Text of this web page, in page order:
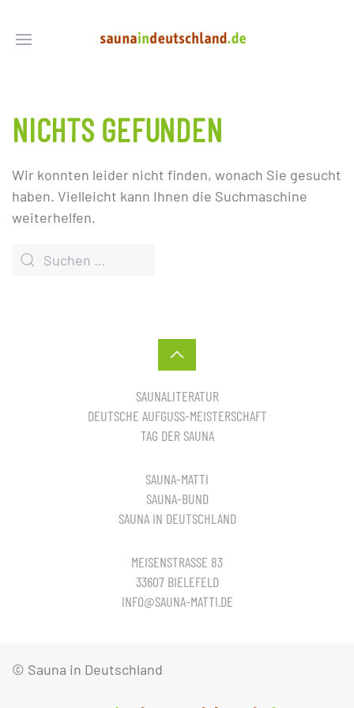
NICHTS GEFUNDEN
Wir konnten leider nicht finden, wonach Sie gesucht
haben. Vielleicht kann Ihnen die Suchmaschine
weiterhelfen.
SAUNALITERATUR
DEUTSCHE AUFGUSS-MEISTERSCHAFT
TAG DER SAUNA
SAUNA-MATTI
SAUNA-BUND
SAUNA IN DEUTSCHLAND
MEISENSTRASSE 83
33607 BIELEFELD
INFO@SAUNA-MATTI.DE
© Sauna in Deutschland